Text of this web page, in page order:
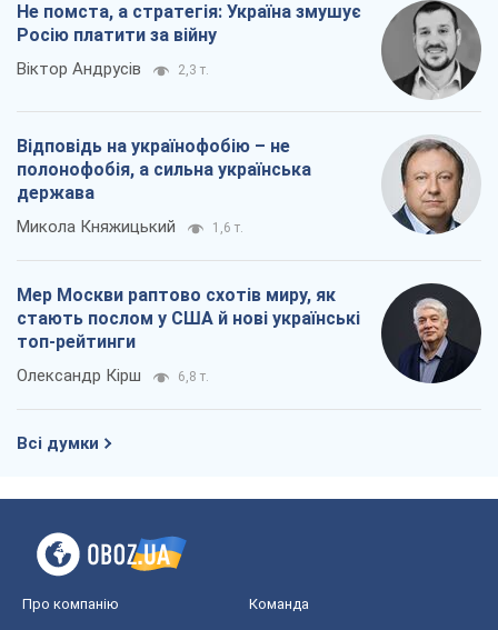
Не помста, а стратегія: Україна змушує
Росію платити за війну
Віктор Андрусів 2,3 т.
Відповідь на українофобію – не
полонофобія, а сильна українська
держава
Микола Княжицький 1,6 т.
Мер Москви раптово схотів миру, як
стають послом у США й нові українські
топ-рейтинги
Олександр Кірш 6,8 т.
Всі думки
Про компанію Команда